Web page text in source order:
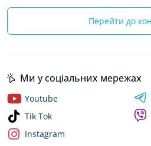
Перейти до
Ми у соціальних мережах
Youtube
Tik Tok
Instagram